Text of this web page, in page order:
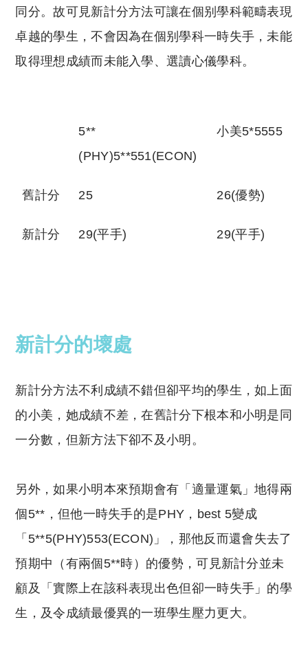
同分。故可見新計分方法可讓在個别學科範疇表現
卓越的學生，不會因為在個别學科一時失手，未能
取得理想成績而未能入學、選讀心儀學科。
5**
(PHY)5**551(ECON)
小美5*5555
舊計分 25 26(優勢)
新計分 29(平手) 29(平手)
新計分的壞處
新計分方法不利成績不錯但卻平均的學生，如上面
的小美，她成績不差，在舊計分下根本和小明是同
一分數，但新方法下卻不及小明。
另外，如果小明本來預期會有「適量運氣」地得兩
個5**，但他一時失手的是PHY，best 5變成
「5**5(PHY)553(ECON)」，那他反而還會失去了
預期中（有兩個5**時）的優勢，可見新計分並未
顧及「實際上在該科表現出色但卻一時失手」的學
生，及令成績最優異的一班學生壓力更大。